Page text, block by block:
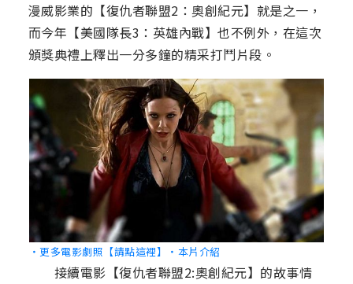
漫威影業的【復仇者聯盟2：奧創紀元】就是之一，
而今年【美國隊長3：英雄內戰】也不例外，在這次
頒獎典禮上釋出一分多鐘的精采打鬥片段。
‧更多電影劇照【請點這裡】 ‧本片介紹
接續電影【復仇者聯盟2:奧創紀元】的故事情